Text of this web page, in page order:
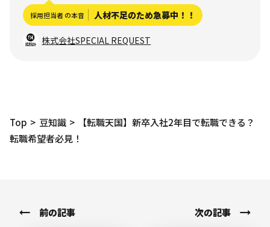
採用担当者 の本音 人材不足のため急募中！！
株式会社SPECIAL REQUEST
Top 豆知識
【転職天国】新卒入社2年目で転職できる？
転職希望者必見！
前の記事 次の記事